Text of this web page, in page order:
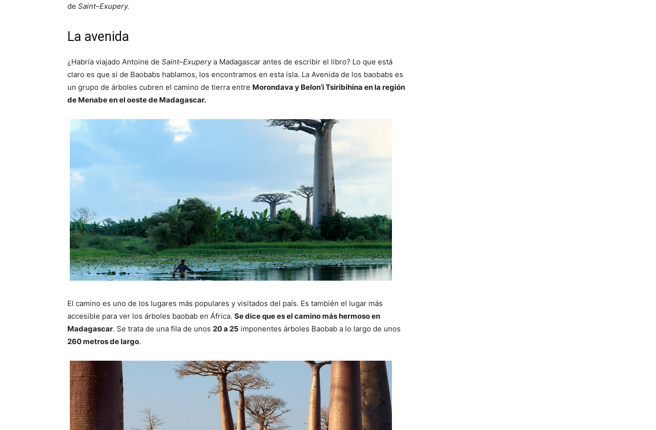
de Saint–Exupery.
La avenida
¿Habría viajado Antoine de Saint–Exuperya Madagascar antes de escribir el libro? Lo que está
claro es que si de Baobabs hablamos, los encontramos en esta isla. La Avenida de los baobabs es
un grupo de árboles cubren el camino de tierra entre Morondava y Belon’i Tsiribihina en la región
de Menabe en el oeste de Madagascar.
El camino es uno de los lugares más populares y visitados del país. Es también el lugar más
accesible para ver los árboles baobab en África. Se dice que es el camino más hermoso en
Madagascar. Se trata de una fila de unos 20 a 25 imponentes árboles Baobab a lo largo de unos
260 metros de largo.